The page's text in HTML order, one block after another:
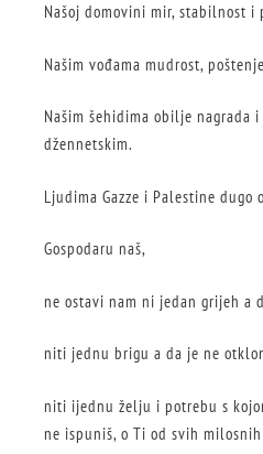
Našoj domovini mir, stabilnost i
Našim vođama mudrost,
Našim šehidima obilje nagrada
džennetskim.
Ljudima Gazze i Palestine
Gospodaru naš,
ne ostavi nam ni jedan grijeh a
niti jednu brigu a da je ne
niti ijednu želju i potrebu s
ne ispuniš, o Ti od svih